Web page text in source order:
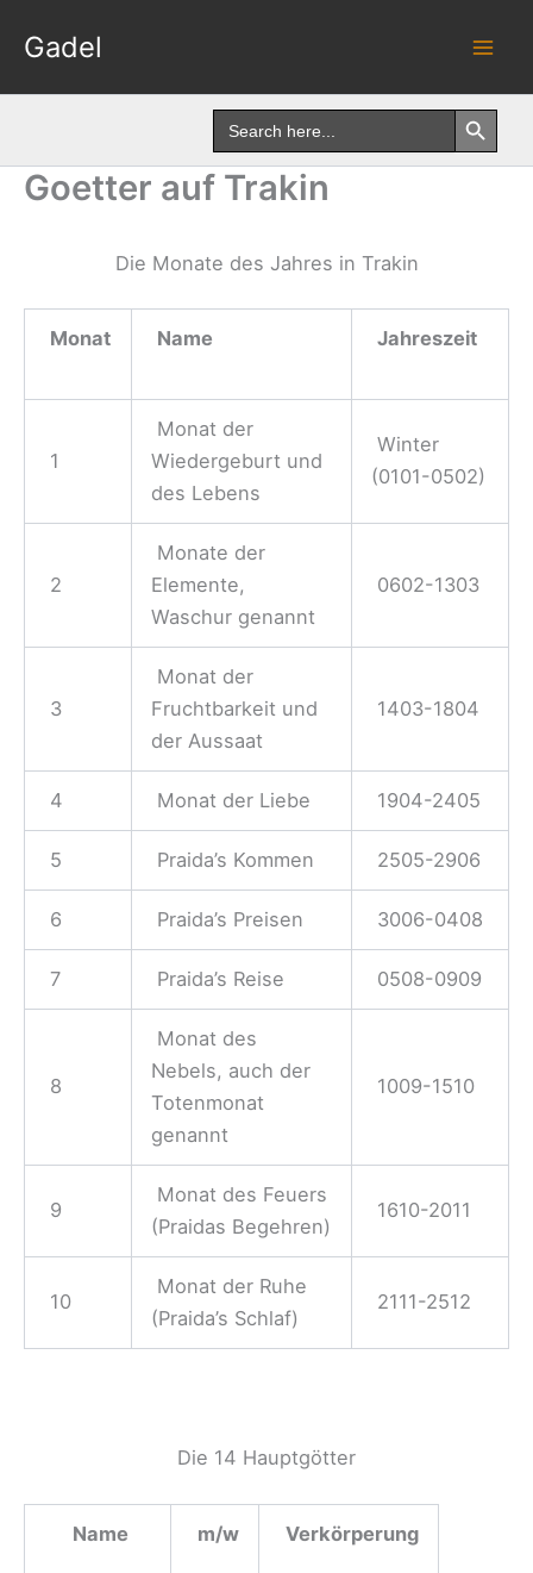
Gadel
Search
for:
Search Button
Goetter auf Trakin
Die Monate des Jahres in Trakin
Monat Name Jahreszeit
1
Monat der
Wiedergeburt und
des Lebens
Winter
(0101-0502)
2
Monate der
Elemente,
Waschur genannt
0602-1303
3
Monat der
Fruchtbarkeit und
der Aussaat
1403-1804
4 Monat der Liebe 1904-2405
5 Praida’s Kommen 2505-2906
6 Praida’s Preisen 3006-0408
7 Praida’s Reise 0508-0909
8
Monat des
Nebels, auch der
Totenmonat
genannt
1009-1510
9
Monat des Feuers
(Praidas Begehren)
1610-2011
10
Monat der Ruhe
(Praida’s Schlaf)
2111-2512
Die 14 Hauptgötter
Name m/w Verkörperung